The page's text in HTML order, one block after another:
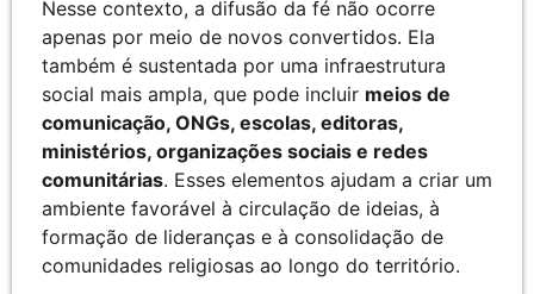
Nesse contexto, a difusão da fé não ocorre
apenas por meio de novos convertidos. Ela
também é sustentada por uma infraestrutura
social mais ampla, que pode incluir meios de
comunicação, ONGs, escolas, editoras,
ministérios, organizações sociais e redes
comunitárias. Esses elementos ajudam a criar um
ambiente favorável à circulação de ideias, à
formação de lideranças e à consolidação de
comunidades religiosas ao longo do território.